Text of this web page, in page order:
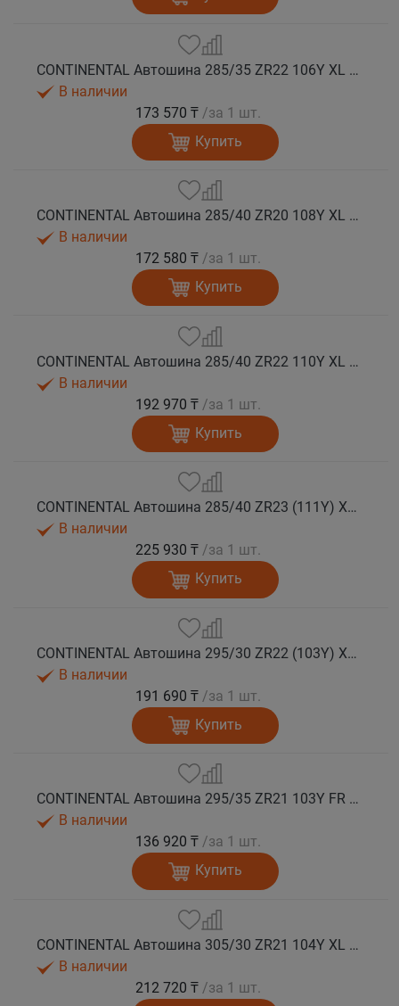
CONTINENTAL Автошина 285/35 ZR22 106Y XL FR SportContact 7 лето
В наличии
173 570 ₸ /за 1 шт.
Купить
CONTINENTAL Автошина 285/40 ZR20 108Y XL FR SportContact 7 лето
В наличии
172 580 ₸ /за 1 шт.
Купить
CONTINENTAL Автошина 285/40 ZR22 110Y XL FR SportContact 7 NC0 лето
В наличии
192 970 ₸ /за 1 шт.
Купить
CONTINENTAL Автошина 285/40 ZR23 (111Y) XL FR SportContact 7 лето
В наличии
225 930 ₸ /за 1 шт.
Купить
CONTINENTAL Автошина 295/30 ZR22 (103Y) XL FR SportContact 7 лето
В наличии
191 690 ₸ /за 1 шт.
Купить
CONTINENTAL Автошина 295/35 ZR21 103Y FR SportContact 7 MGT лето
В наличии
136 920 ₸ /за 1 шт.
Купить
CONTINENTAL Автошина 305/30 ZR21 104Y XL FR SportContact 7 лето
В наличии
212 720 ₸ /за 1 шт.